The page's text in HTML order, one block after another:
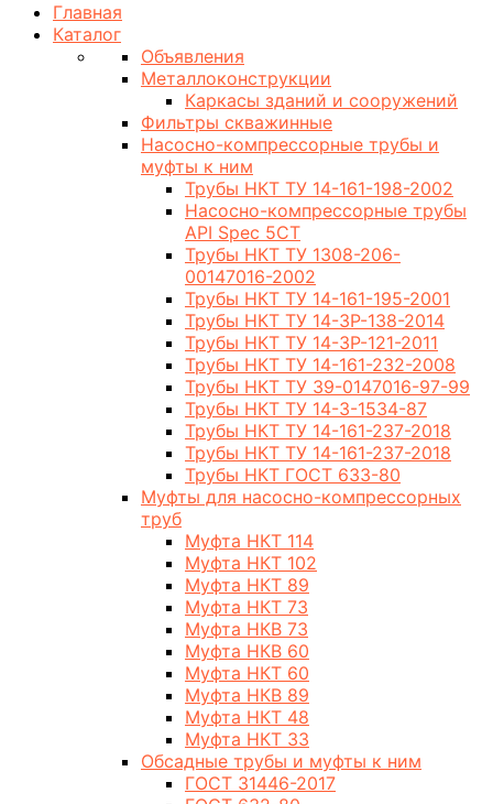
Главная
Каталог
Объявления
Металлоконструкции
Каркасы зданий и сооружений
Фильтры скважинные
Насосно-компрессорные трубы и
муфты к ним
Трубы НКТ ТУ 14-161-198-2002
Насосно-компрессорные трубы
API Spec 5CT
Трубы НКТ ТУ 1308-206-
00147016-2002
Трубы НКТ ТУ 14-161-195-2001
Трубы НКТ ТУ 14-3Р-138-2014
Трубы НКТ ТУ 14-3Р-121-2011
Трубы НКТ ТУ 14-161-232-2008
Трубы НКТ ТУ 39-0147016-97-99
Трубы НКТ ТУ 14-3-1534-87
Трубы НКТ ТУ 14-161-237-2018
Трубы НКТ ТУ 14-161-237-2018
Трубы НКТ ГОСТ 633-80
Муфты для насосно-компрессорных
труб
Муфта НКТ 114
Муфта НКТ 102
Муфта НКТ 89
Муфта НКТ 73
Муфта НКВ 73
Муфта НКВ 60
Муфта НКТ 60
Муфта НКВ 89
Муфта НКТ 48
Муфта НКТ 33
Обсадные трубы и муфты к ним
ГОСТ 31446-2017